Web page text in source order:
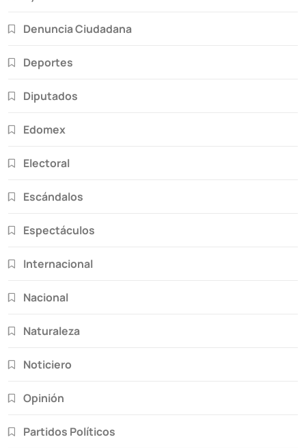
Denuncia Ciudadana
Deportes
Diputados
Edomex
Electoral
Escándalos
Espectáculos
Internacional
Nacional
Naturaleza
Noticiero
Opinión
Partidos Políticos